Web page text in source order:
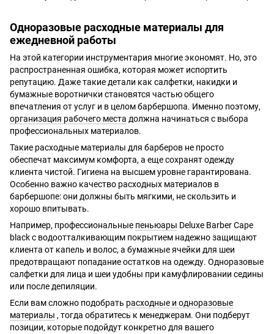
Одноразовые расходные материалы для
ежедневной работы
На этой категории инструментария многие экономят. Но, это
распространенная ошибка, которая может испортить
репутацию. Даже такие детали как салфетки, накидки и
бумажные воротнички становятся частью общего
впечатления от услуг и в целом барбершопа. Именно поэтому,
организация рабочего места должна начинаться с выбора
профессиональных материалов.
Такие расходные материалы для барберов не просто
обеспечат максимум комфорта, а еще сохранят одежду
клиента чистой. Гигиена на высшем уровне гарантирована.
Особенно важно качество расходных материалов в
барбершопе: они должны быть мягкими, не скользить и
хорошо впитывать.
Например, профессиональные пеньюары Deluxe Barber Cape
black с водоотталкивающим покрытием надежно защищают
клиента от капель и волос, а бумажные ячейки для шеи
предотвращают попадание остатков на одежду. Одноразовые
салфетки для лица и шеи удобны при камуфлировании седины
или после депиляции.
Если вам сложно подобрать расходные и одноразовые
материалы , тогда обратитесь к менеджерам. Они подберут
позиции, которые подойдут конкретно для вашего